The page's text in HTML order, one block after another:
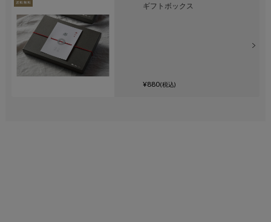
ギフトボックス
¥880(税込)